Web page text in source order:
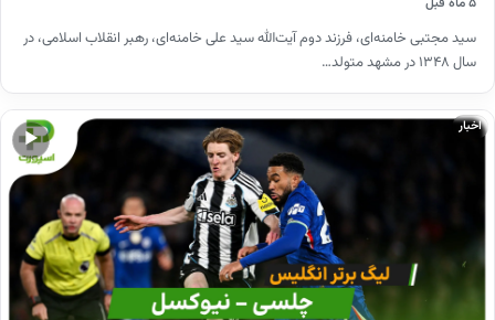
سید مجتبی خامنه‌ای، فرزند دوم آیت‌الله سید علی خامنه‌ای، رهبر انقلاب اسلامی، در
سال ۱۳۴۸ در مشهد متولد…
▶
اخبار